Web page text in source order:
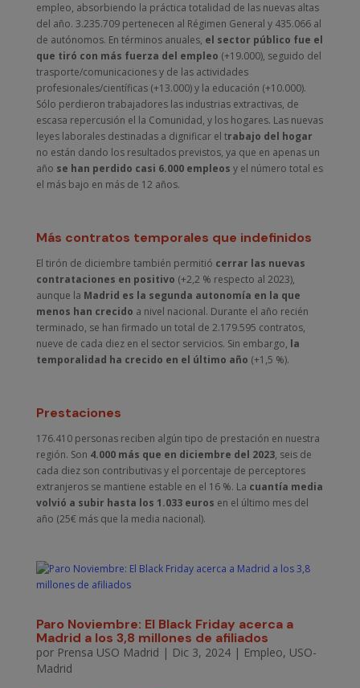
empleo, absorbiendo la práctica totalidad de las nuevas altas
del año. 3.235.709 pertenecen al Régimen General y 435.066 al
de autónomos. En términos anuales, el sector público fue el
que tiró con más fuerza del empleo (+19.000), seguido del
trasporte/comunicaciones y de las actividades
profesionales/científicas (+13.000) y la educación (+10.000).
Sólo perdieron trabajadores las industrias extractivas, de
escasa repercusión el la Comunidad, y los hogares. Las nuevas
leyes laborales destinadas a dignificar el trabajo del hogar
no están dando los resultados previstos, ya que en apenas un
año se han perdido casi 6.000 empleos y el número total es
el más bajo en más de 12 años.
Más contratos temporales que indefinidos
El tirón de diciembre también permitió cerrar las nuevas
contrataciones en positivo (+2,2 % respecto al 2023),
aunque la Madrid es la segunda autonomía en la que
menos han crecido a nivel nacional. Durante el año recién
terminado, se han firmado un total de 2.179.595 contratos,
nueve de cada diez en el sector servicios. Sin embargo, la
temporalidad ha crecido en el último año (+1,5 %).
Prestaciones
176.410 personas reciben algún tipo de prestación en nuestra
región. Son 4.000 más que en diciembre del 2023, seis de
cada diez son contributivas y el porcentaje de perceptores
extranjeros se mantiene estable en el 16 %. La cuantía media
volvió a subir hasta los 1.033 euros en el último mes del
año (25€ más que la media nacional).
Paro Noviembre: El Black Friday acerca a
Madrid a los 3,8 millones de afiliados
por Prensa USO Madrid | Dic 3, 2024| Empleo, USO-
Madrid